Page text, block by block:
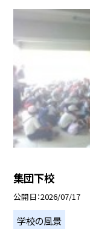
集団下校
公開日 2026/07/17
学校の風景